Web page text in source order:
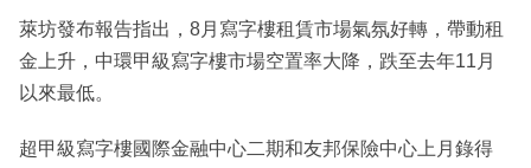
萊坊發布報告指出，8月寫字樓租賃市場氣氛好轉，帶動租
金上升，中環甲級寫字樓市場空置率大降，跌至去年11月
以來最低。
超甲級寫字樓國際金融中心二期和友邦保險中心上月錄得